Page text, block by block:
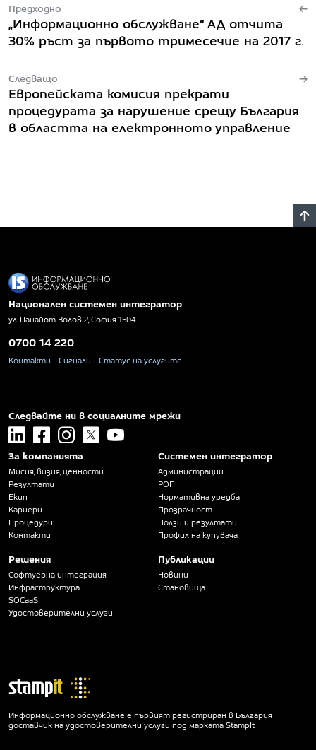
Предходно
„Информационно обслужване“ АД отчита
30% ръст за първото тримесечие на 2017 г.
Следващо
Европейската комисия прекрати
процедурата за нарушение срещу България
в областта на електронното управление
Национален системен интегратор
ул. Панайот Волов 2, София 1504
0700 14 220
Контакти Сигнали Статус на услугите
Следвайте ни в социалните мрежи
linkedin facebookinstagram
x youtube
За компанията
Мисия, визия, ценности
Резултати
Екип
Кариери
Процедури
Контакти
Решения
Софтуерна интеграция
Инфраструктура
SOCaaS
Удостоверителни услуги
Системен интегратор
Администрации
РОП
Нормативна уредба
Прозрачност
Ползи и резултати
Профил на купувача
Публикации
Новини
Становища
Информационно обслужване е първият регистриран в България
доставчик на удостоверителни услуги под марката StampIt